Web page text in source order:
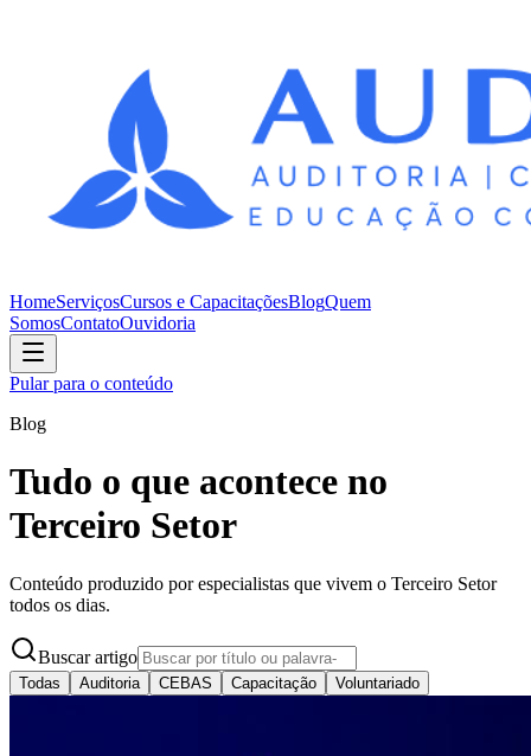
HomeServiçosCursos e CapacitaçõesBlogQuem
SomosContatoOuvidoria
Pular para o conteúdo
Blog
Tudo o que acontece no
Terceiro Setor
Conteúdo produzido por especialistas que vivem o Terceiro Setor
todos os dias.
Buscar artigo
Todas Auditoria CEBAS Capacitação Voluntariado